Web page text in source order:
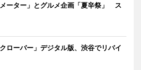
ーター」とグルメ企画「夏辛祭」 ス
ローバー」デジタル版、渋谷でリバイ